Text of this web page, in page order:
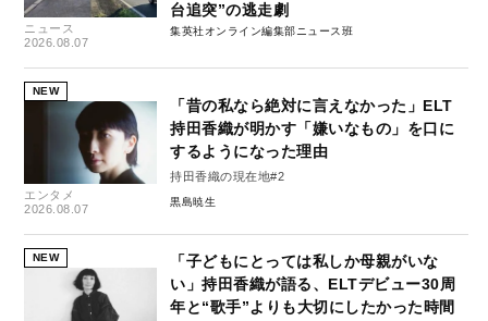
ニュース
2026.08.07
台追突”の逃走劇
集英社オンライン編集部ニュース班
NEW
エンタメ
2026.08.07
「昔の私なら絶対に言えなかった」ELT
持田香織が明かす「嫌いなもの」を口に
するようになった理由
持田香織の現在地#2
黒島暁生
NEW
「子どもにとっては私しか母親がいな
い」持田香織が語る、ELTデビュー30周
年と“歌手”よりも大切にしたかった時間